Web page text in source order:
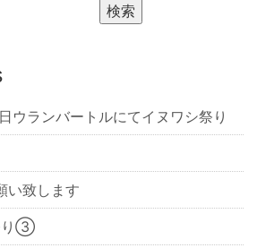
検索
ウランバートルにてイヌワシ祭り
い致します
り③